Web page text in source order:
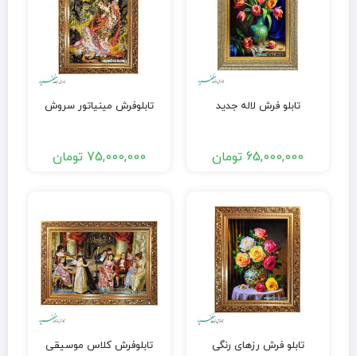
تابلو فرش لاله جدید
65,000,000 تومان
تابلوفرش مینیاتور سروش
75,000,000 تومان
تابلو فرش رزهای رنگی تابلوفرش کلاس موسیقی